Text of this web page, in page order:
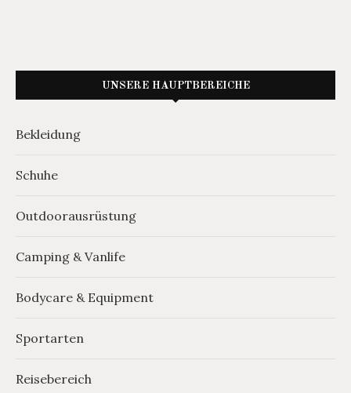
UNSERE HAUPTBEREICHE
Bekleidung
Schuhe
Outdoorausrüstung
Camping & Vanlife
Bodycare & Equipment
Sportarten
Reisebereich